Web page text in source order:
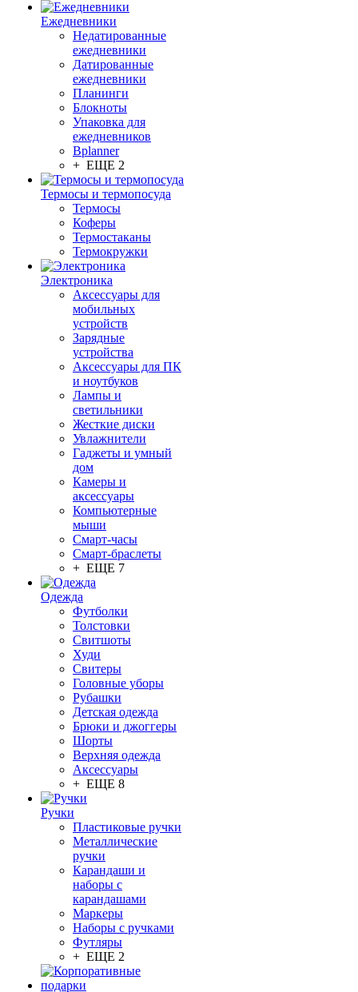
Ежедневники
Недатированные
ежедневники
Датированные
ежедневники
Планинги
Блокноты
Упаковка для
ежедневников
Bplanner
+ ЕЩЕ 2
Термосы и термопосуда
Термосы
Коферы
Термостаканы
Термокружки
Электроника
Аксессуары для
мобильных
устройств
Зарядные
устройства
Аксессуары для ПК
и ноутбуков
Лампы и
светильники
Жесткие диски
Увлажнители
Гаджеты и умный
дом
Камеры и
аксессуары
Компьютерные
мыши
Смарт-часы
Смарт-браслеты
+ ЕЩЕ 7
Одежда
Футболки
Толстовки
Свитшоты
Худи
Свитеры
Головные уборы
Рубашки
Детская одежда
Брюки и джоггеры
Шорты
Верхняя одежда
Аксессуары
+ ЕЩЕ 8
Ручки
Пластиковые ручки
Металлические
ручки
Карандаши и
наборы с
карандашами
Маркеры
Наборы с ручками
Футляры
+ ЕЩЕ 2